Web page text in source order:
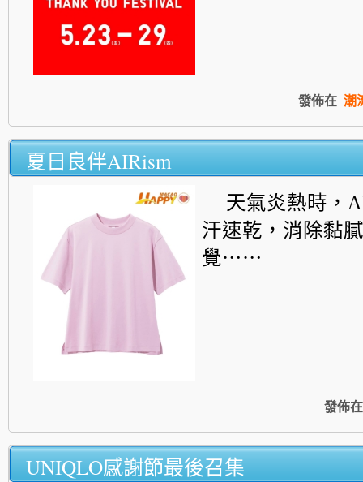
發佈在 潮
夏日良伴AIRism
天氣炎熱時，
汗速乾，消除黏
覺⋯⋯
發佈在
UNIQLO感謝節最後召集